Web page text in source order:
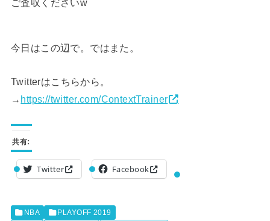
ご査収くださいw
今日はこの辺で。ではまた。
Twitterはこちらから。
→ https://twitter.com/ContextTrainer
共有:
Twitter Facebook
NBA
PLAYOFF 2019